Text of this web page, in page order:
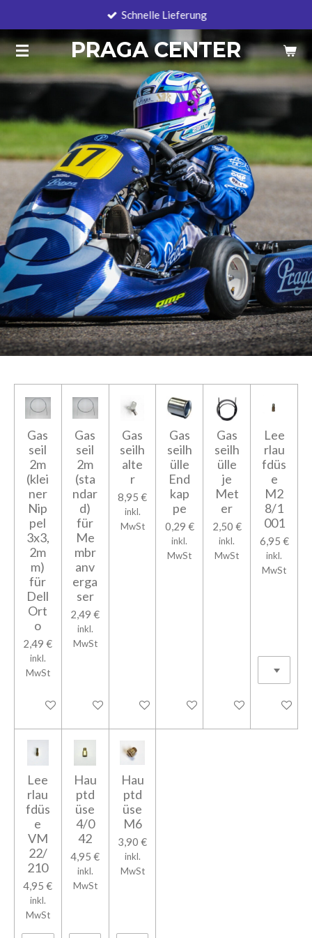
springen
PRAGA CENTER
Schnelle Lieferung
Gas
seil
2m
(klei
ner
Nip
pel
3x3,
2m
m)
für
Dell
Ort
o
2,49 €
inkl.
MwSt
In den Warenkorb
Gas
seil
2m
(sta
ndar
d)
für
Me
mbr
anv
erga
ser
2,49 €
inkl.
MwSt
In den Warenkorb
Gas
seilh
alte
r
8,95 €
inkl.
MwSt
In den Warenkorb
Gas
seilh
ülle
End
kap
pe
0,29 €
inkl.
MwSt
In den Warenkorb
Gas
seilh
ülle
je
Met
er
2,50 €
inkl.
MwSt
In den Warenkorb
Lee
rlau
fdüs
e
M2
8/1
001
6,95 €
inkl.
MwSt
In den
Lee
rlau
fdüs
e
VM
22/
210
4,95 €
inkl.
MwSt
Hau
ptd
üse
4/0
42
4,95 €
inkl.
MwSt
Hau
ptd
üse
M6
3,90 €
inkl.
MwSt